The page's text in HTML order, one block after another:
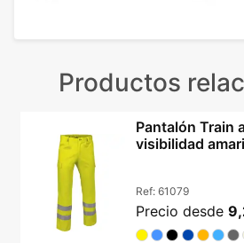
Productos
Pantalón Train
visibilidad
Ref: 61079
Precio desde